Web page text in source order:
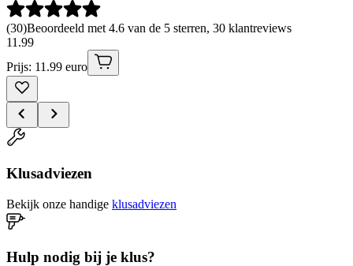
(30)Beoordeeld met 4.6 van de 5 sterren, 30 klantreviews
11.99
Prijs: 11.99 euro
Klusadviezen
Bekijk onze handige klusadviezen
Hulp nodig bij je klus?